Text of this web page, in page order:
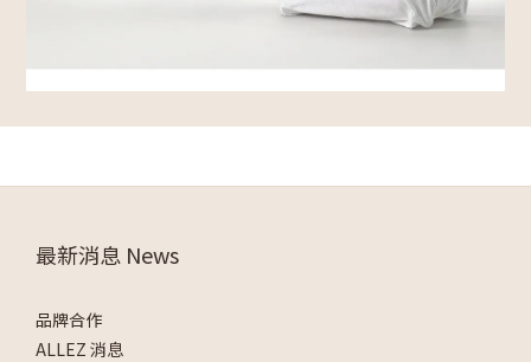
最新消息 News
品牌合作
ALLEZ 消息